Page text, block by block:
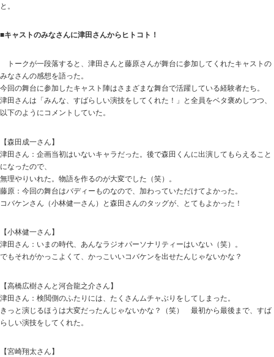
と。
■キャストのみなさんに津田さんからヒトコト！
トークが一段落すると、津田さんと藤原さんが舞台に参加してくれたキャストの
みなさんの感想を語った。
今回の舞台に参加したキャスト陣はさまざまな舞台で活躍している経験者たち。
津田さんは「みんな、すばらしい演技をしてくれた！」と全員をベタ褒めしつつ、
以下のようにコメントしていた。
【森田成一さん】
津田さん：企画当初はいないキャラだった。後で森田くんに出演してもらえること
になったので、
無理やりいれた。物語を作るのが大変でした（笑）。
藤原：今回の舞台はバディーものなので、加わっていただけてよかった。
コバケンさん（小林健一さん）と森田さんのタッグが、とてもよかった！
【小林健一さん】
津田さん：いまの時代、あんなラジオパーソナリティーはいない（笑）。
でもそれがかっこよくて、かっこいいコバケンを出せたんじゃないかな？
【高橋広樹さんと河合龍之介さん】
津田さん：検閲側のふたりには、たくさんムチャぶりをしてしまった。
きっと演じるほうは大変だったんじゃないかな？（笑） 最初から最後まで、すば
らしい演技をしてくれた。
【宮崎翔太さん】